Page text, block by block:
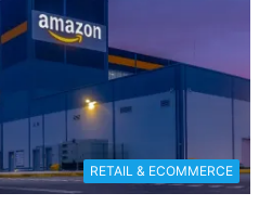
RETAIL & ECOMMERCE